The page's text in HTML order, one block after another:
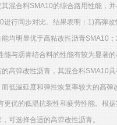
混合料SMA10的综合路用性能，
进行同步对比。结果表明：1)高弹
均明显优于高粘改性沥青SMA10
能与沥青结合料的性能有较为显著
高弹改性沥青，其混合料SMA10
低温延度和弹性恢复率较大的高弹
更优的低温抗裂性和疲劳性能。根
可选择合适的高弹改性沥青。